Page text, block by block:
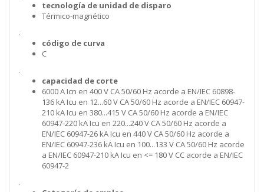
tecnología de unidad de disparo
Térmico-magnético
.
código de curva
C
.
capacidad de corte
6000 A Icn en 400 V CA 50/60 Hz acorde a EN/IEC 60898-
136 kA Icu en 12...60 V CA 50/60 Hz acorde a EN/IEC 60947-
210 kA Icu en 380...415 V CA 50/60 Hz acorde a EN/IEC
60947-220 kA Icu en 220...240 V CA 50/60 Hz acorde a
EN/IEC 60947-26 kA Icu en 440 V CA 50/60 Hz acorde a
EN/IEC 60947-236 kA Icu en 100...133 V CA 50/60 Hz acorde
a EN/IEC 60947-210 kA Icu en <= 180 V CC acorde a EN/IEC
60947-2
.